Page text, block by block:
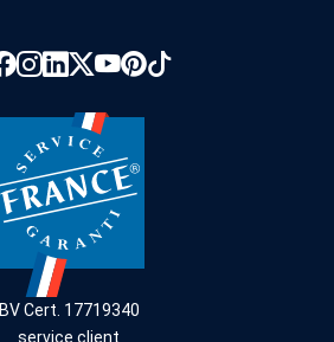
BV Cert. 17719340
service client